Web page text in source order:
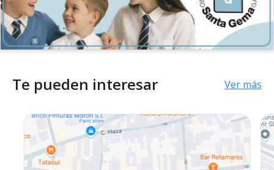
Te pueden interesar Ver más